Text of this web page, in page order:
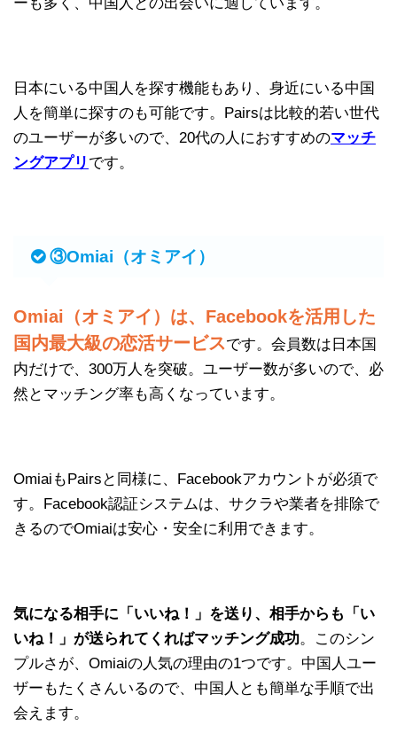
日本にいる中国人を探す機能もあり、身近にいる中国
人を簡単に探すのも可能です。Pairsは比較的若い世代
のユーザーが多いので、20代の人におすすめのマッチ
ングアプリ です。
③Omiai（オミアイ）
Omiai（オミアイ）は、Facebookを活用した
国内最大級の恋活サービスです。会員数は日本国
内だけで、300万人を突破。ユーザー数が多いので、必
然とマッチング率も高くなっています。
OmiaiもPairsと同様に、Facebookアカウントが必須で
す。Facebook認証システムは、サクラや業者を排除で
きるのでOmiaiは安心・安全に利用できます。
気になる相手に「いいね！」を送り、相手からも「い
いね！」が送られてくればマッチング成功。このシン
プルさが、Omiaiの人気の理由の1つです。中国人ユー
ザーもたくさんいるので、中国人とも簡単な手順で出
会えます。